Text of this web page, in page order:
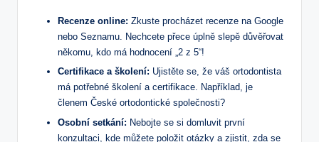
Recenze online: Zkuste procházet recenze na Google
nebo Seznamu. Nechcete přece úplně slepě důvěřovat
někomu, kdo má hodnocení „2 z 5“!
Certifikace a školení: Ujistěte se, že váš ortodontista
má potřebné školení a certifikace. Například, je
členem České ortodontické společnosti?
Osobní setkání: Nebojte se si domluvit první
konzultaci, kde můžete položit otázky a zjistit, zda se